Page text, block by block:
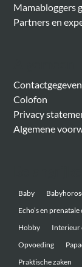
Mamabloggers
Partners en
Colofon
Privacy
Algemene
Baby
Echo’s en
Hobby
Interieur
Opvoeding
Praktische zaken